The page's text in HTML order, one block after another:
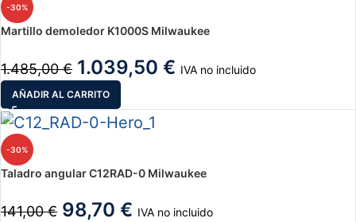
-30%
Martillo demoledor K1000S Milwaukee
1.485,00€ 1.039,50 € IVA no incluido
AÑADIR AL CARRITO
-30%
Taladro angular C12RAD-0 Milwaukee
141,00€ 98,70 € IVA no incluido